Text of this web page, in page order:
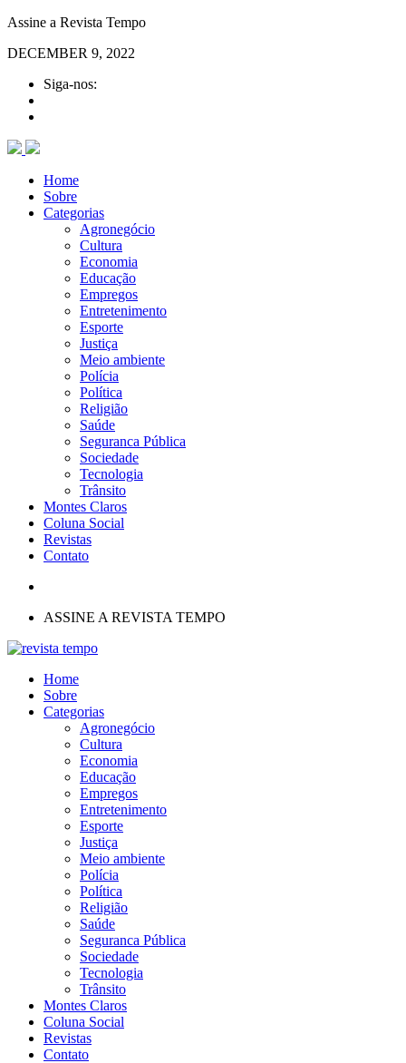
Assine a Revista Tempo
DECEMBER 9, 2022
Siga-nos:
Home
Sobre
Categorias
Agronegócio
Cultura
Economia
Educação
Empregos
Entretenimento
Esporte
Justiça
Meio ambiente
Polícia
Política
Religião
Saúde
Seguranca Pública
Sociedade
Tecnologia
Trânsito
Montes Claros
Coluna Social
Revistas
Contato
ASSINE A REVISTA TEMPO
Home
Sobre
Categorias
Agronegócio
Cultura
Economia
Educação
Empregos
Entretenimento
Esporte
Justiça
Meio ambiente
Polícia
Política
Religião
Saúde
Seguranca Pública
Sociedade
Tecnologia
Trânsito
Montes Claros
Coluna Social
Revistas
Contato